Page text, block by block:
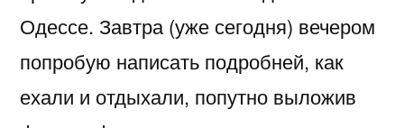
Одессе. Завтра (уже сегодня) вечером
попробую написать подробней, как
ехали и отдыхали, попутно выложив